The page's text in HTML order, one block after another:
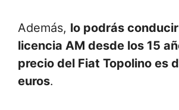
Además, lo podrás
licencia AM desde los 15
precio del Fiat Topolino es
euros.